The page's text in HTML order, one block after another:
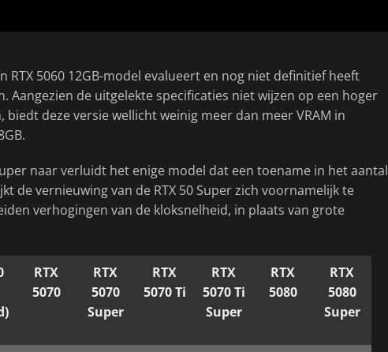
5060 12GB-model evalueert en nog niet definitief heeft
Aangezien de uitgelekte specificaties niet wijzen op een hoger
deze versie wellicht weinig meer dan meer VRAM in
naar verluidt het enige model dat een toename in het aantal
de vernieuwing van de RTX 50 Super zich voornamelijk te
verhogingen van de kloksnelheid, in plaats van grote
RTX
5070
RTX
5070
Super
RTX
5070 Ti
RTX
5070 Ti
Super
RTX
5080
RTX
5080
Super